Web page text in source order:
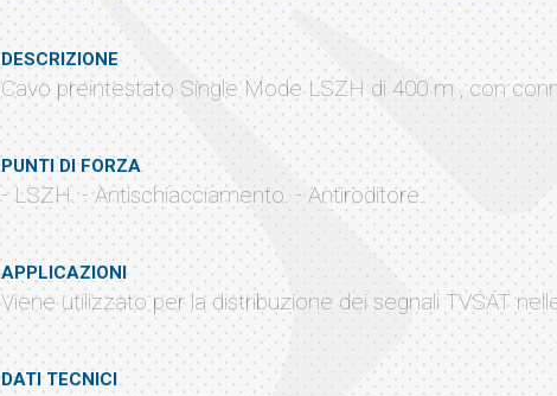
DESCRIZIONE
Cavo preintestato Single Mode LSZH di 400 m , con
PUNTI DI FORZA
- LSZH. - Antischiacciamento. - Antiroditore.
APPLICAZIONI
Viene utilizzato per la distribuzione dei segnali TVSAT
DATI TECNICI